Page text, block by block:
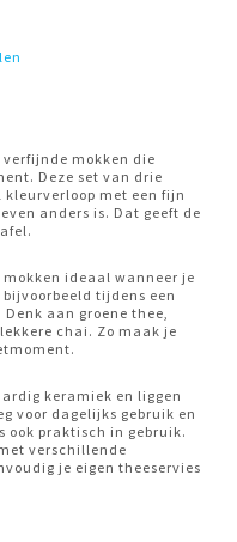
mokken die
Deze set van drie
met een fijn
anders is. Dat geeft de
ideaal wanneer je
tijdens een
aan groene thee,
chai. Zo maak je
keramiek en liggen
voor dagelijks gebruik en
ook praktisch in gebruik.
verschillende
je eigen theeservies